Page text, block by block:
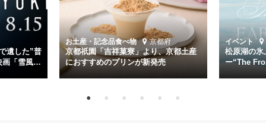
る。
時代が再び、分断と暴力に揺れる現代。本作は「同じ過ちを繰り返す
道を歩んではいないか」と、彼らが命をかけて守りたいと願っ
た”今”を生きる私達に問いかける。戦後80年、戦争の記憶が薄れゆく
今だからこそ、尊い平和の価値を未来に繋ぐ作品『雪風 YUKIKAZE』
を多くの方にご覧いただきたい。
遺した”普
画「雪風
お土産・記念品食べ物 京都府
京都祇園「吉祥菓寮」より、京都土産
におすすめのプリンが新発売
イベント
松原湖の氷
ー“The